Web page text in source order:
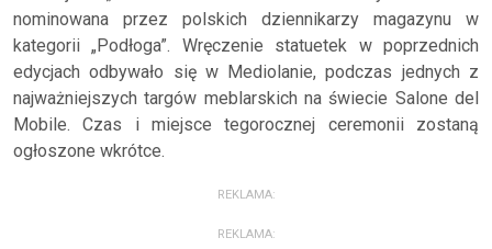
nominowana przez polskich dziennikarzy magazynu w
kategorii „Podłoga”. Wręczenie statuetek w poprzednich
edycjach odbywało się w Mediolanie, podczas jednych z
najważniejszych targów meblarskich na świecie Salone del
Mobile. Czas i miejsce tegorocznej ceremonii zostaną
ogłoszone wkrótce.
REKLAMA:
REKLAMA: